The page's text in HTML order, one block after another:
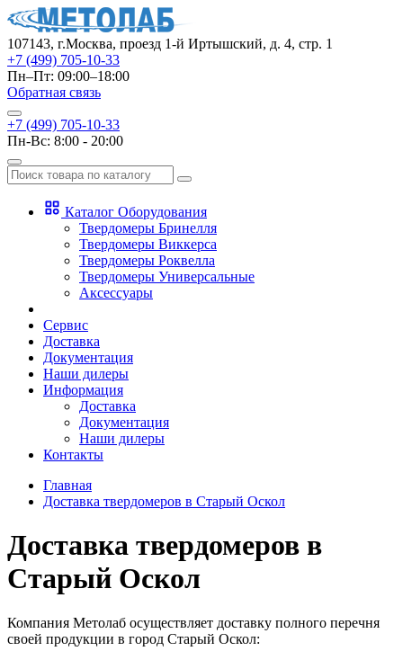
107143, г.Москва, проезд 1-й Иртышский, д. 4, стр. 1
+7 (499) 705-10-33
Пн–Пт: 09:00–18:00
Обратная связь
+7 (499) 705-10-33
Пн-Вс: 8:00 - 20:00
Каталог Оборудования
Твердомеры Бринелля
Твердомеры Виккерса
Твердомеры Роквелла
Твердомеры Универсальные
Аксессуары
Сервис
Доставка
Документация
Наши дилеры
Информация
Доставка
Документация
Наши дилеры
Контакты
Главная
Доставка твердомеров в Старый Оскол
Доставка твердомеров в
Старый Оскол
Компания Метолаб осуществляет доставку полного перечня
своей продукции в город Старый Оскол: